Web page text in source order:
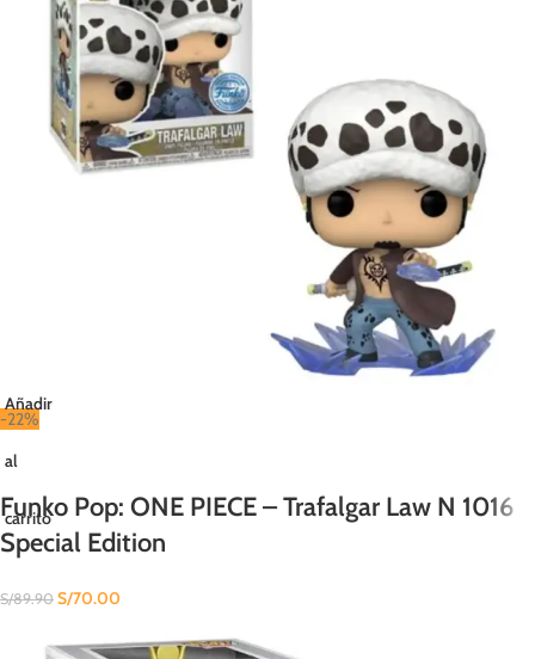
-22%
Añadir
al
carrito
Funko Pop: ONE PIECE – Trafalgar Law N 1016
Special Edition
S/89.90 S/70.00